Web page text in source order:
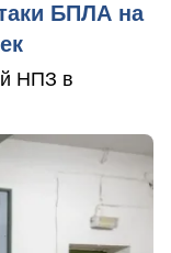
БПЛА на
НПЗ в